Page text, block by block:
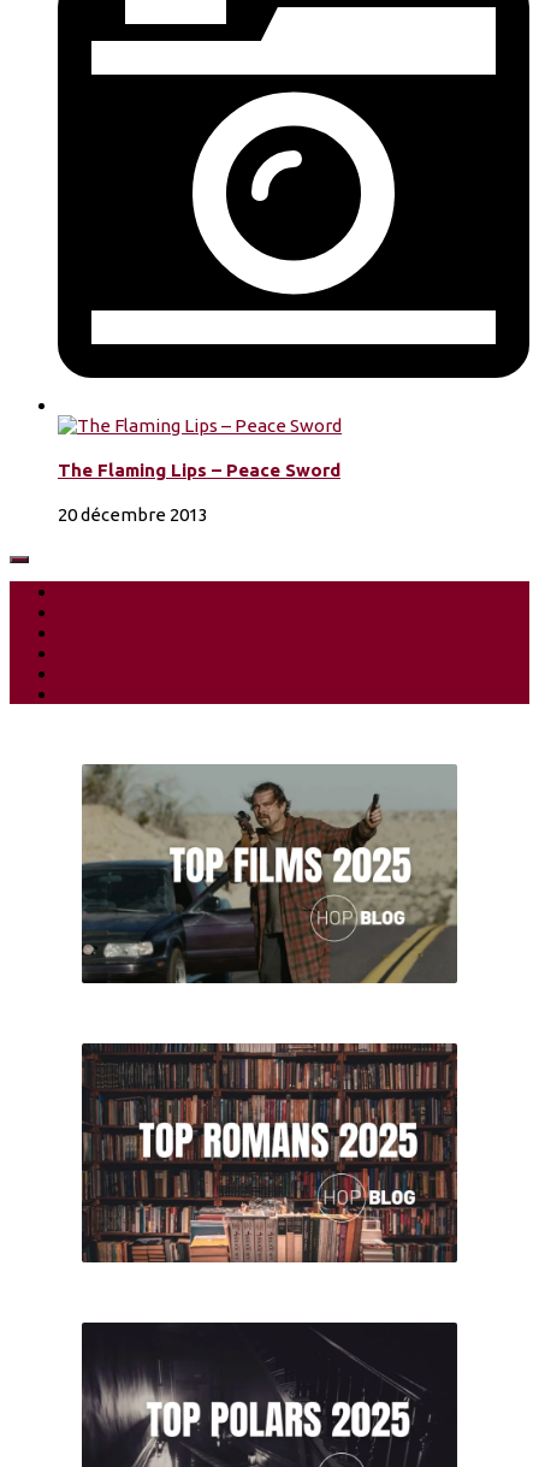
The Flaming Lips – Peace Sword
20 décembre 2013